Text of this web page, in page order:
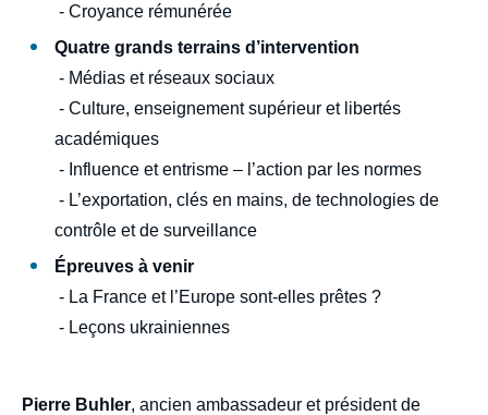
- Croyance rémunérée
Quatre grands terrains d’intervention
- Médias et réseaux sociaux
- Culture, enseignement supérieur et libertés
académiques
- Influence et entrisme – l’action par les normes
- L’exportation, clés en mains, de technologies de
contrôle et de surveillance
Épreuves à venir
- La France et l’Europe sont-elles prêtes ?
- Leçons ukrainiennes
Pierre Buhler, ancien ambassadeur et président de
Pierre BUHLER, Frédéric CHARILLON, «
Influence et nuisance dans les relations
internationales », Politique étrangère,
Articles, Ifri, 21 juin 2022.
Copier